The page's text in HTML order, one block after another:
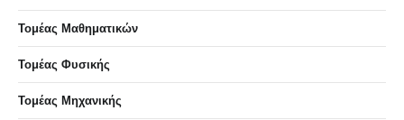
Τομέας Μαθηματικών
Τομέας Φυσικής
Τομέας Μηχανικής